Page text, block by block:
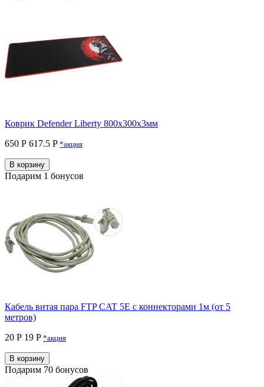
Коврик Defender Liberty 800х300х3мм
650 Р 617.5 P *акция
В корзину
Подарим 1 бонусов
Кабель витая пара FTP CAT 5E с коннекторами 1м (от 5
метров)
20 Р 19 P *акция
В корзину
Подарим 70 бонусов